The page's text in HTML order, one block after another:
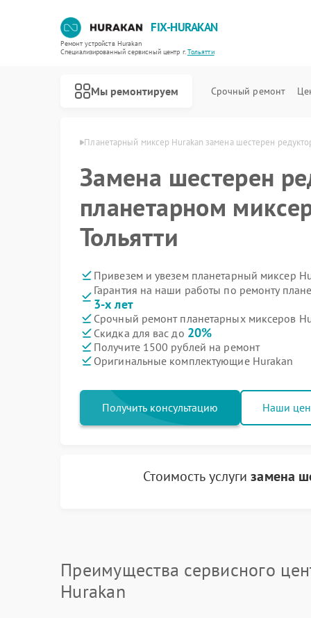
FIX-HURAKAN
Ремонт устройств Hurakan
Специализированный cервисный центр г.Тольятти
Мы ремонтируем Срочный ремонт
в Тольятти Планетарный миксер Hurakan замена шестерен
Замена шестерен
планетарном
Тольятти
Привезем и увезем планетарный миксер
Гарантия на наши работы по ремонту
3-х лет
Срочный ремонт планетарных миксеров
Скидка для вас до 20%
Получите 1500 рублей на ремонт
Оригинальные комплектующие Hurakan
Получить консультацию Наши
Стоимость услугизамена
Преимущества сервисного
Hurakan